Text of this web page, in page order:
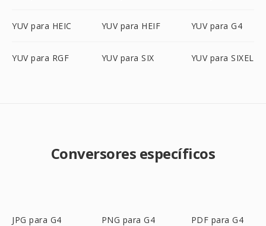
YUV para HEIC YUV para HEIF YUV para G4
YUV para RGF YUV para SIX YUV para SIXEL
Conversores específicos
JPG para G4 PNG para G4 PDF para G4